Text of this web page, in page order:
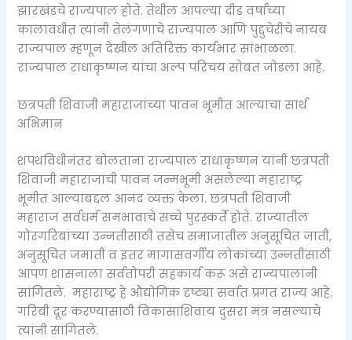
झारखंडचे राज्यपाल होते. तेथील आपल्या दीड वर्षांच्या
कालावधीत त्यांनी तेलंगणाचे राज्यपाल आणि पुद्दुचेरीचे नायब
राज्यपाल म्हणून देखील अतिरिक्त कार्यभार सांभाळला.
राज्यपाल राधाकृष्णन यांचा अल्प परिचय सोबत जोडला आहे.
छत्रपती शिवाजी महाराजांच्या पावन भूमीत आल्याचा सार्थ
अभिमान
शपथविधीनंतर बोलताना राज्यपाल राधाकृष्णन यांनी छत्रपती
शिवाजी महाराजांची पावन जन्मभूमी असलेल्या महाराष्ट्र
भूमीत आल्याबद्दल आनंद व्यक्त केला. छत्रपती शिवाजी
महाराज सर्वधर्म समभावाचे सच्चे पुरस्कर्ते होते. राज्यातील
गोरगरिबांच्या उन्नतीसाठी तसेच समाजातील अनुसूचित जाती,
अनुसूचित जमाती व इतर मागासवर्गीय लोकांच्या उन्नतीसाठी
आपण शासनाला सर्वतोपरी सहकार्य करू असे राज्यपालांनी
सांगितले. महाराष्ट्र हे औद्योगिक दृष्ट्या सर्वात प्रगत राज्य आहे.
गरिबी दूर करण्यासाठी विकासाशिवाय दुसरा मंत्र नसल्याचे
त्यांनी सांगितले.